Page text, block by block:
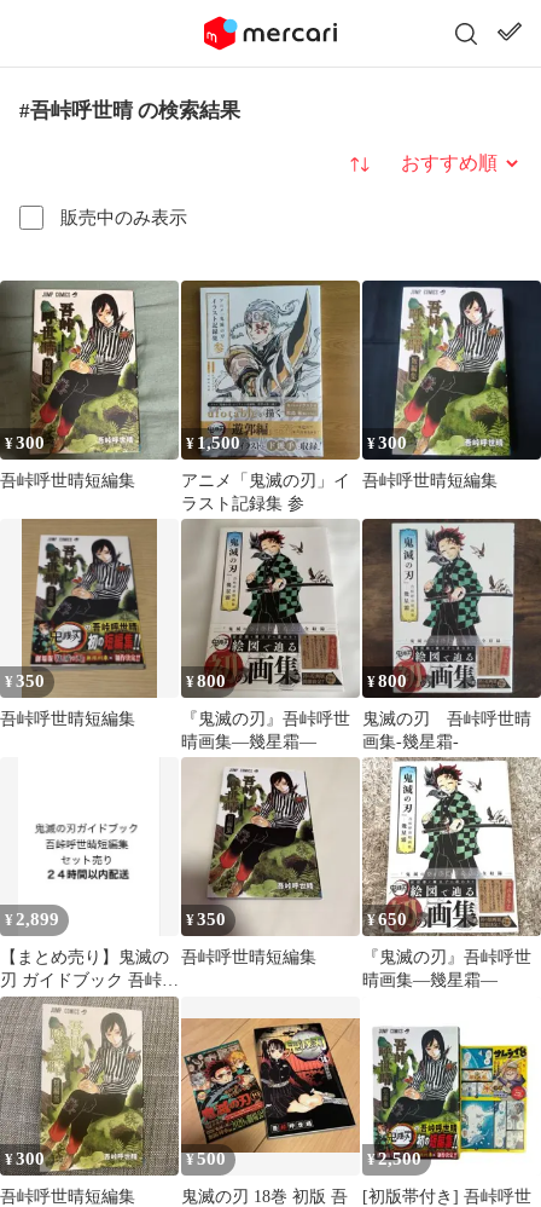
#吾峠呼世晴 の検索結果
販売中のみ表示
並び替え
¥300
吾峠呼世晴短編集
¥ 1,500
アニメ「鬼滅の刃」イ
ラスト記録集 参
¥300
吾峠呼世晴短編集
¥350
吾峠呼世晴短編集
¥800
『鬼滅の刃』吾峠呼世
晴画集―幾星霜―
¥800
鬼滅の刃 吾峠呼世晴
画集-幾星霜-
¥2,899
【まとめ売り】鬼滅の
刃 ガイドブック 吾峠呼
世晴短編集 2冊セット
¥350
吾峠呼世晴短編集
¥650
『鬼滅の刃』吾峠呼世
晴画集―幾星霜―
¥300
吾峠呼世晴短編集
¥500
鬼滅の刃 18巻 初版 吾
¥2,500
[初版帯付き] 吾峠呼世